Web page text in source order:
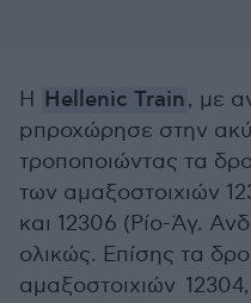
Η Hellenic Train, με
pπροχώρησε στην
τροποποιώντας τα
των αμαξοστοιχιών
και 12306 (Ρίο-Άγ.
ολικώς. Επίσης τα
αμαξοστοιχιών